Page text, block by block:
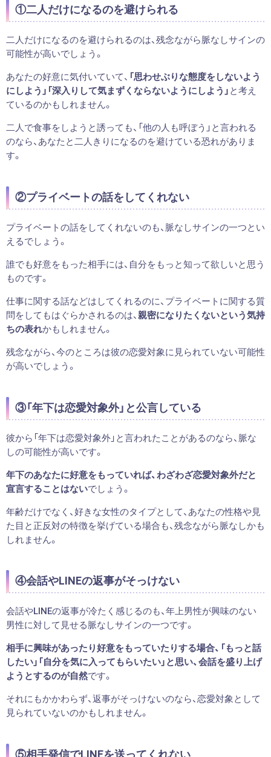
①二人だけになるのを避けられる
二人だけになるのを避けられるのは、残念ながら脈なしサインの
可能性が高いでしょう。
あなたの好意に気付いていて、 「思わせぶりな態度をしないよう
にしよう」「深入りして気まずくならないようにしよう」と考え
ているのかもしれません。
二人で食事をしようと誘っても、「他の人も呼ぼう」と言われる
のなら、あなたと二人きりになるのを避けている恐れがありま
す。
②プライベートの話をしてくれない
プライベートの話をしてくれないのも、脈なしサインの一つとい
えるでしょう。
誰でも好意をもった相手には、自分をもっと知って欲しいと思う
ものです。
仕事に関する話などはしてくれるのに、プライベートに関する質
問をしてもはぐらかされるのは、親密になりたくないという気持
ちの表れかもしれません。
残念ながら、今のところは彼の恋愛対象に見られていない可能性
が高いでしょう。
③「年下は恋愛対象外」と公言している
彼から「年下は恋愛対象外」と言われたことがあるのなら、脈な
しの可能性が高いです。
年下のあなたに好意をもっていれば、わざわざ恋愛対象外だと
宣言することはないでしょう。
年齢だけでなく、好きな女性のタイプとして、あなたの性格や見
た目と正反対の特徴を挙げている場合も、残念ながら脈なしかも
しれません。
④会話やLINEの返事がそっけない
会話やLINEの返事が冷たく感じるのも、年上男性が興味のない
男性に対して見せる脈なしサインの一つです。
相手に興味があったり好意をもっていたりする場合、「もっと話
したい」「自分を気に入ってもらいたい」と思い、会話を盛り上げ
ようとするのが自然です。
それにもかかわらず、返事がそっけないのなら、恋愛対象として
見られていないのかもしれません。
⑤相手発信でLINEを送ってくれない